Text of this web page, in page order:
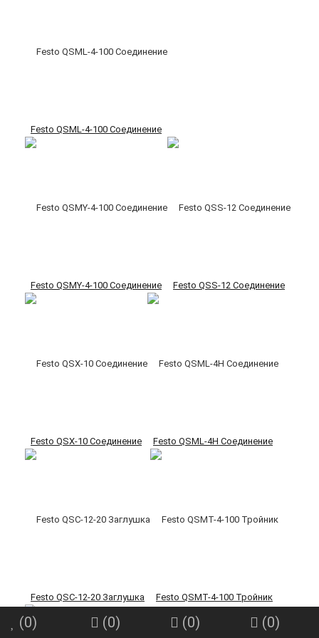
Festo QSML-4-100 Соединение
Festo QSMY-4-100 Соединение Festo QSS-12 Соединение
Festo QSX-10 Соединение Festo QSML-4H Соединение
Festo QSC-12-20 Заглушка Festo QSMT-4-100 Тройник
(0) (0) (0) (0)